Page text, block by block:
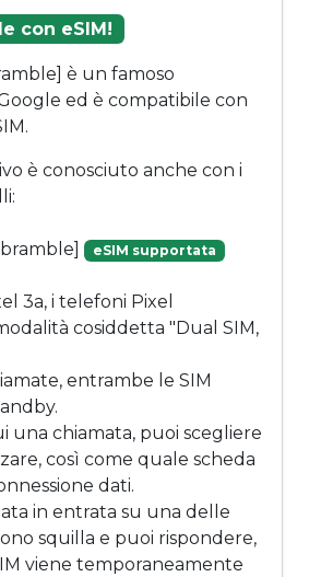
con eSIM!
è un famoso
ed è compatibile con
è conosciuto anche con i
eSIM supportata
3a, i telefoni Pixel
cosiddetta "Dual SIM,
entrambe le SIM
una chiamata, puoi scegliere
così come quale scheda
dati.
in entrata su una delle
squilla e puoi rispondere,
viene temporaneamente